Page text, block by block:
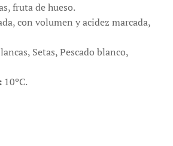
fruta de hueso.
con volumen y acidez marcada,
Setas, Pescado blanco,
10ºC.